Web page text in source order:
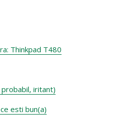
Thinkpad T480
iritant)
esti bun(a)